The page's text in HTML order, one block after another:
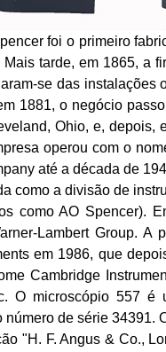
foi o primeiro
tarde, em 1865, a
se das instalações
1881, o negócio
Ohio, e, depois,
operou com o
até a década de
como a divisão de
como AO Spencer).
Lambert Group. A
em 1986, que
Cambridge
O microscópio 557 é
número de série
"H. F. Angus & Co.,